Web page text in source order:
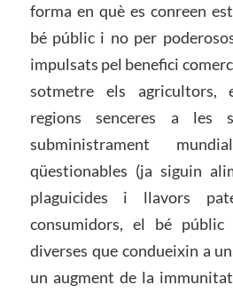
forma en què es conreen
bé públic i no per
impulsats pel benefici
sotmetre els agricultors,
regions senceres a les
subministrament
qüestionables (ja siguin
plaguicides i llavors
consumidors, el bé
diverses que condueixin a
un augment de la